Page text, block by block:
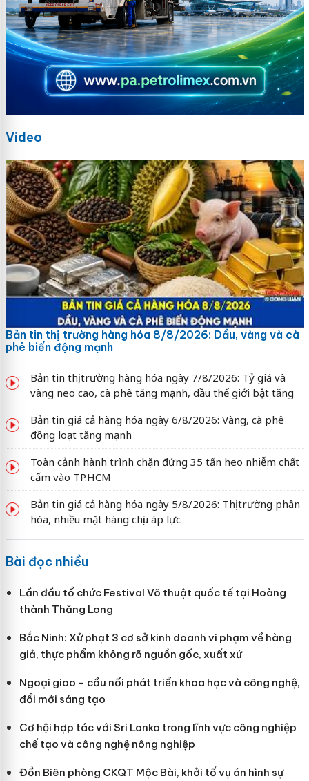
Video
Bản tin thị trường hàng hóa 8/8/2026: Dầu, vàng và cà
phê biến động mạnh
Bản tin thị trường hàng hóa ngày 7/8/2026: Tỷ giá và
vàng neo cao, cà phê tăng mạnh, dầu thế giới bật tăng
Bản tin giá cả hàng hóa ngày 6/8/2026: Vàng, cà phê
đồng loạt tăng mạnh
Toàn cảnh hành trình chặn đứng 35 tấn heo nhiễm chất
cấm vào TP.HCM
Bản tin giá cả hàng hóa ngày 5/8/2026: Thị trường phân
hóa, nhiều mặt hàng chịu áp lực
Bài đọc nhiều
Lần đầu tổ chức Festival Võ thuật quốc tế tại Hoàng
thành Thăng Long
Bắc Ninh: Xử phạt 3 cơ sở kinh doanh vi phạm về hàng
giả, thực phẩm không rõ nguồn gốc, xuất xứ
Ngoại giao - cầu nối phát triển khoa học và công nghệ,
đổi mới sáng tạo
Cơ hội hợp tác với Sri Lanka trong lĩnh vực công nghiệp
chế tạo và công nghệ nông nghiệp
Đồn Biên phòng CKQT Mộc Bài, khởi tố vụ án hình sự